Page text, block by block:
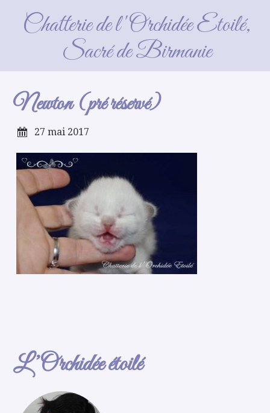
Chatterie de l'Orchidée Etoilé,
Sacré de Birmanie
Newton (pré réservé)
Newton (pré réservé)
27 mai 2017
L’Orchidée étoilé